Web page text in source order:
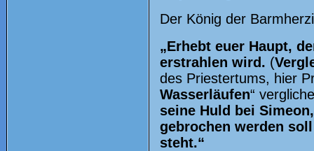
Der König der
„Erhebt euer Haupt,
erstrahlen wird. (
des Priestertums, hier
Wasserläufen“
seine Huld bei
gebrochen werden
steht.“